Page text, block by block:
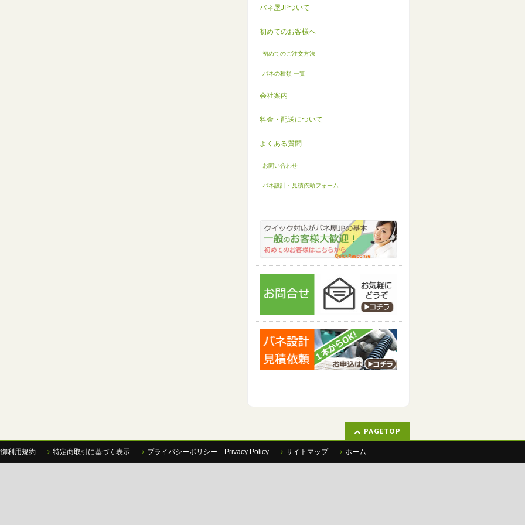
バネ屋JPついて
初めてのお客様へ
初めてのご注文方法
バネの種類 一覧
会社案内
料金・配送について
よくある質問
お問い合わせ
バネ設計・見積依頼フォーム
PAGETOP
利用規約 特定商取引に基づく表示 プライバシーポリシー Privacy Policy サイトマップ ホーム